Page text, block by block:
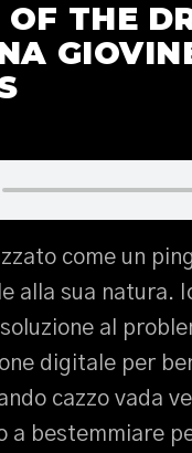
OF THE
come un
alla sua natura.
al
digitale per
cazzo vada
a bestemmiare